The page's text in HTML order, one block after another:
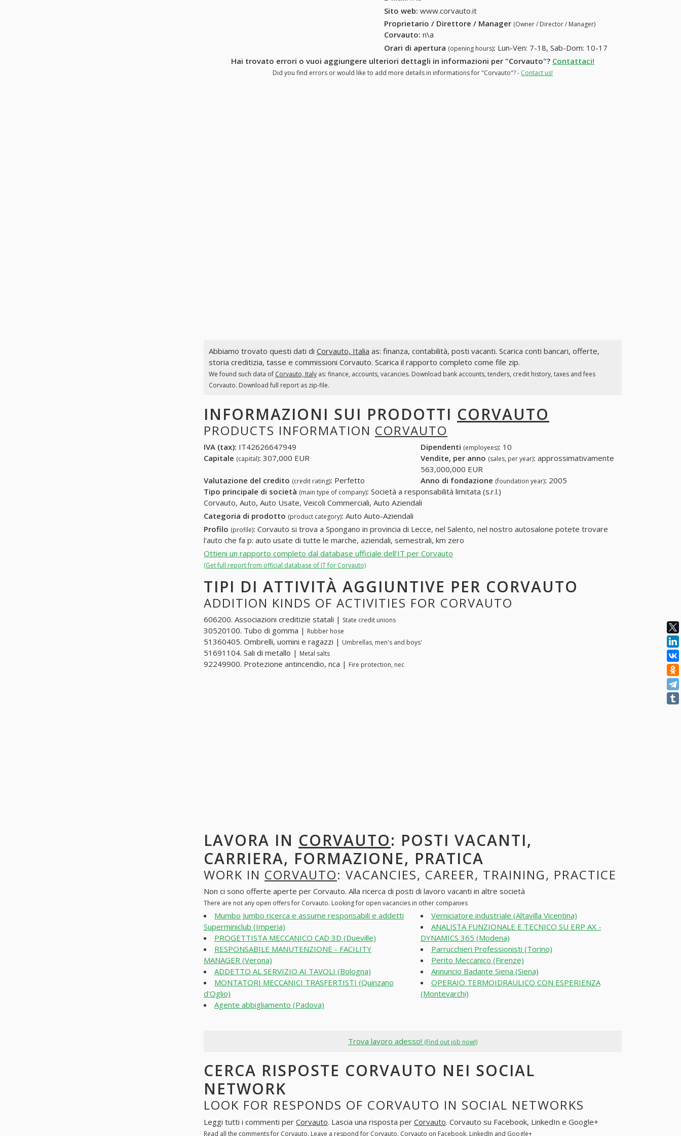
Sito web: www.corvauto.it
Proprietario / Direttore / Manager (Owner / Director / Manager)
Corvauto: n\a
Orari di apertura (opening hours): Lun-Ven: 7-18, Sab-Dom: 10-17
Hai trovato errori o vuoi aggiungere ulteriori dettagli in informazioni per "Corvauto"? Contattaci!
Did you find errors or would like to add more details in informations for "Corvauto"? - Contact us!
Abbiamo trovato questi dati di Corvauto, Italia as: finanza, contabilità, posti vacanti. Scarica conti bancari, offerte,
storia creditizia, tasse e commissioni Corvauto. Scarica il rapporto completo come file zip.
We found such data of Corvauto, Italyas: finance, accounts, vacancies. Download bank accounts, tenders, credit history, taxes and fees
Corvauto. Download full report as zip-file.
INFORMAZIONI SUI PRODOTTI CORVAUTO
PRODUCTS INFORMATION CORVAUTO
IVA (tax): IT42626647949 Dipendenti (employees): 10
Capitale (capital): 307,000 EUR Vendite, per anno (sales, per year): approssimativamente
563,000,000 EUR
Valutazione del credito (credit rating): Perfetto Anno di fondazione (foundation year): 2005
Tipo principale di società (main type of company): Società a responsabilità limitata (s.r.l.)
Corvauto, Auto, Auto Usate, Veicoli Commerciali, Auto Aziendali
Categoria di prodotto (product category): Auto Auto-Aziendali
Profilo (profile): Corvauto si trova a Spongano in provincia di Lecce, nel Salento, nel nostro autosalone potete trovare
l'auto che fa p: auto usate di tutte le marche, aziendali, semestrali, km zero
Ottieni un rapporto completo dal database ufficiale dell'IT per Corvauto
(Get full report from official database of IT for Corvauto)
TIPI DI ATTIVITÀ AGGIUNTIVE PER CORVAUTO
ADDITION KINDS OF ACTIVITIES FOR CORVAUTO
606200. Associazioni creditizie statali | State credit unions
30520100. Tubo di gomma | Rubber hose
51360405. Ombrelli, uomini e ragazzi | Umbrellas, men's and boys'
51691104. Sali di metallo | Metal salts
92249900. Protezione antincendio, nca | Fire protection, nec
LAVORA IN CORVAUTO: POSTI VACANTI,
CARRIERA, FORMAZIONE, PRATICA
WORK IN CORVAUTO: VACANCIES, CAREER, TRAINING, PRACTICE
Non ci sono offerte aperte per Corvauto. Alla ricerca di posti di lavoro vacanti in altre società
There are not any open offers for Corvauto. Looking for open vacancies in other companies
Mumbo Jumbo ricerca e assume responsabili e addetti
Superminiclub (Imperia)
PROGETTISTA MECCANICO CAD 3D (Dueville)
RESPONSABILE MANUTENZIONE - FACILITY
MANAGER (Verona)
ADDETTO AL SERVIZIO AI TAVOLI (Bologna)
MONTATORI MECCANICI TRASFERTISTI (Quinzano
d'Oglio)
Agente abbigliamento (Padova)
Verniciatore industriale (Altavilla Vicentina)
ANALISTA FUNZIONALE E TECNICO SU ERP AX -
DYNAMICS 365 (Modena)
Parrucchieri Professionisti (Torino)
Perito Meccanico (Firenze)
Annuncio Badante Siena (Siena)
OPERAIO TERMOIDRAULICO CON ESPERIENZA
(Montevarchi)
Trova lavoro adesso! (Find out job now!)
CERCA RISPOSTE CORVAUTO NEI SOCIAL
NETWORK
LOOK FOR RESPONDS OF CORVAUTO IN SOCIAL NETWORKS
Leggi tutti i commenti per Corvauto. Lascia una risposta per Corvauto. Corvauto su Facebook, LinkedIn e Google+
Read all the comments for Corvauto. Leave a respond for Corvauto. Corvauto on Facebook, LinkedIn and Google+